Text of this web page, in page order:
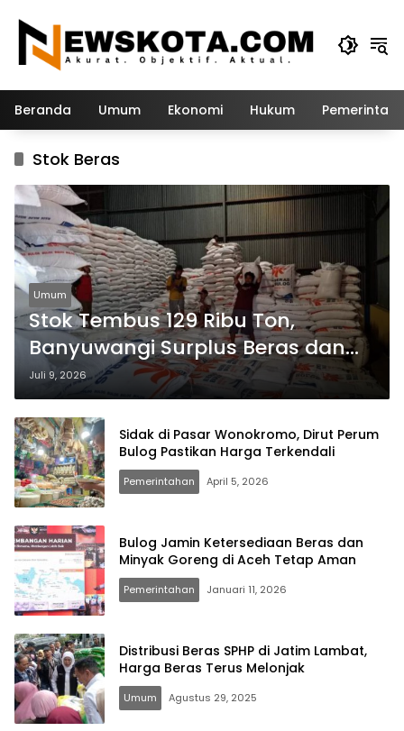
konten
Beranda Umum Ekonomi Hukum
Stok Beras
Umum
Stok Tembus 129 Ribu Ton,
Banyuwangi Surplus Beras dan
Pasok Kebutuhan Papua hingga
Bali
Juli 9, 2026
Sidak di Pasar Wonokromo, Dirut Perum
Bulog Pastikan Harga Terkendali
Pemerintahan April 5, 2026
Bulog Jamin Ketersediaan Beras dan
Minyak Goreng di Aceh Tetap Aman
Pemerintahan Januari 11, 2026
Distribusi Beras SPHP di Jatim Lambat,
Harga Beras Terus Melonjak
Umum Agustus 29, 2025